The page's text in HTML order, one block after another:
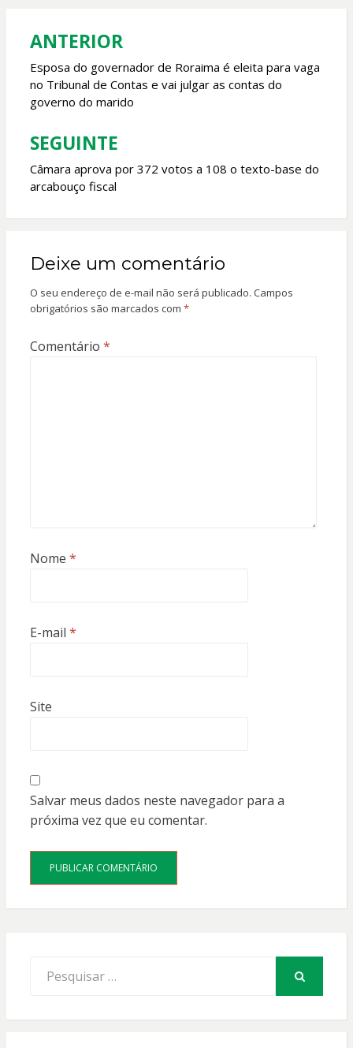
o
k
A
p
Navegação
de
Post
ANTERIOR
Esposa do governador de Roraima é eleita para vaga
no Tribunal de Contas e vai julgar as contas do
governo do marido
SEGUINTE
Câmara aprova por 372 votos a 108 o texto-base do
arcabouço fiscal
Deixe um comentário
O seu endereço de e-mail não será publicado. Campos
obrigatórios são marcados com *
Comentário *
Nome *
E-mail *
Site
Salvar meus dados neste navegador para a
próxima vez que eu comentar.
por: